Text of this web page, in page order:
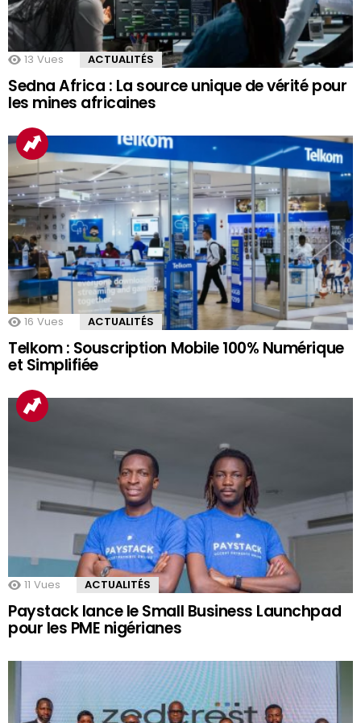
13 Vues ACTUALITÉS
Sedna Africa : La source unique de vérité pour
les mines africaines
16 Vues ACTUALITÉS
Telkom : Souscription Mobile 100% Numérique
et Simplifiée
11 Vues ACTUALITÉS
Paystack lance le Small Business Launchpad
pour les PME nigérianes